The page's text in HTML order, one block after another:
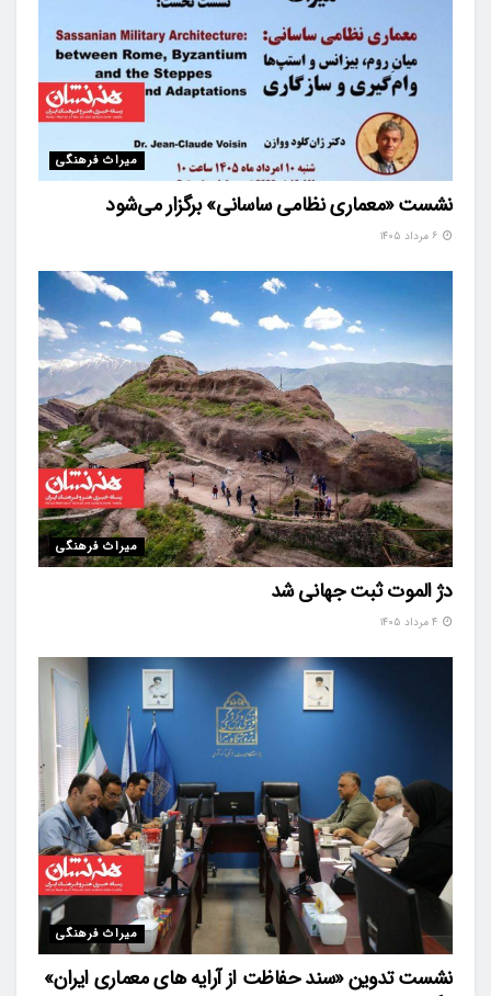
میراث فرهنگی
نشست «معماری نظامی ساسانی» برگزار می‌شود
میراث فرهنگی
دژ الموت ثبت جهانی شد
میراث فرهنگی
نشست تدوین «سند حفاظت از آرایه های معماری ایران»